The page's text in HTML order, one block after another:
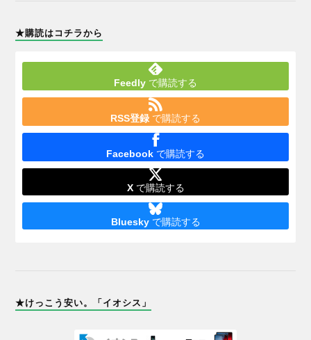
★購読はコチラから
Feedly で購読する
RSS登録 で購読する
Facebook で購読する
Xで購読する
Blueskyで購読する
★けっこう安い。「イオシス」